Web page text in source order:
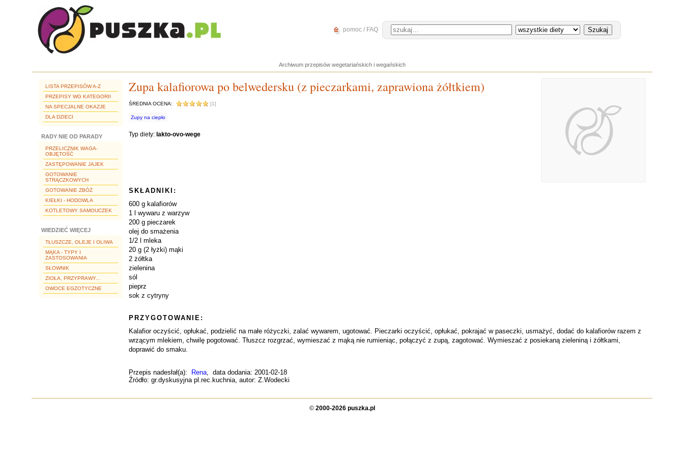
pomoc / FAQ
Archiwum przepisów wegetariańskich i wegańskich
LISTA PRZEPISÓW A-Z
PRZEPISY WG KATEGORII
NA SPECJALNE OKAZJE
DLA DZIECI
RADY NIE OD PARADY
PRZELICZNIK WAGA-
OBJĘTOŚĆ
ZASTĘPOWANIE JAJEK
GOTOWANIE
STRĄCZKOWYCH
GOTOWANIE ZBÓŻ
KIEŁKI - HODOWLA
KOTLETOWY SAMOUCZEK
WIEDZIEĆ WIĘCEJ
TŁUSZCZE, OLEJE I OLIWA
MĄKA - TYPY I
ZASTOSOWANIA
SŁOWNIK
ZIOŁA, PRZYPRAWY...
OWOCE EGZOTYCZNE
Zupa kalafiorowa po belwedersku (z pieczarkami, zaprawiona żółtkiem)
ŚREDNIA OCENA: [1]
Zupy na ciepło
Typ diety: lakto-ovo-wege
SKŁADNIKI:
600 g kalafiorów
1 l wywaru z warzyw
200 g pieczarek
olej do smażenia
1/2 l mleka
20 g (2 łyżki) mąki
2 żółtka
zielenina
sól
pieprz
sok z cytryny
PRZYGOTOWANIE:
Kalafior oczyścić, opłukać, podzielić na małe różyczki, zalać wywarem, ugotować. Pieczarki oczyścić, opłukać, pokrajać w paseczki, usmażyć, dodać do kalafiorów razem z
wrzącym mlekiem, chwilę pogotować. Tłuszcz rozgrzać, wymieszać z mąką nie rumieniąc, połączyć z zupą, zagotować. Wymieszać z posiekaną zieleniną i żółtkami,
doprawić do smaku.
Przepis nadesłał(a): Rena, data dodania: 2001-02-18
Źródło: gr.dyskusyjna pl.rec.kuchnia, autor: Z.Wodecki
© 2000-2026 puszka.pl